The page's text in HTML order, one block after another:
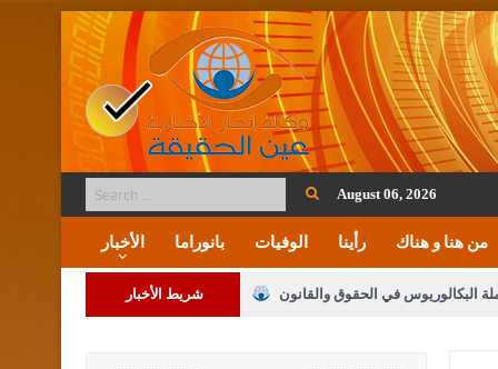
August 06, 2026
الأخبار بانوراما الوفيات رأينا من هنا و هناك
شريط الأخبار البكالوريوس في الحقوق والقانون